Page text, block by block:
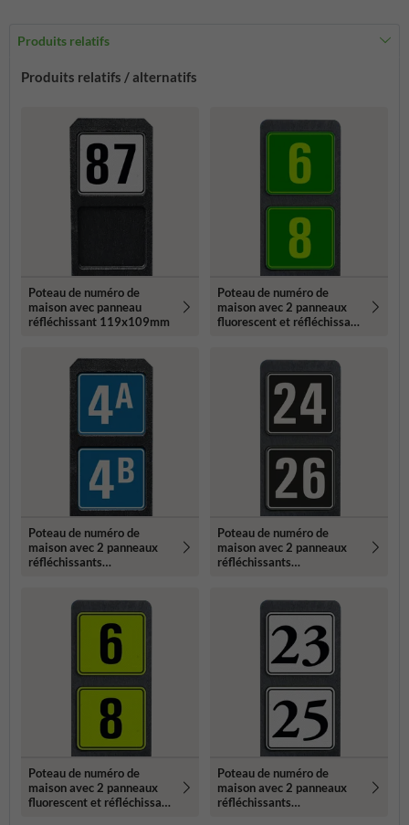
Produits relatifs
Produits relatifs / alternatifs
Poteau de numéro de
maison avec panneau
réfléchissant 119x109mm
Poteau de numéro de
maison avec 2 panneaux
fluorescent et réfléchissant
Poteau de numéro de
maison avec 2 panneaux
réfléchissants
Poteau de numéro de
maison avec 2 panneaux
réfléchissants
Poteau de numéro de
maison avec 2 panneaux
fluorescent et réfléchissant
Poteau de numéro de
maison avec 2 panneaux
réfléchissants